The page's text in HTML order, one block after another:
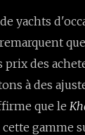
yachts
prix des
à des
que le
gamme